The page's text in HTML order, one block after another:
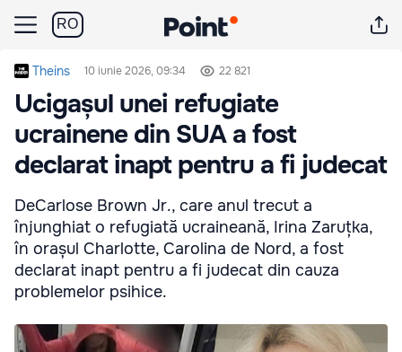
RO
Theins 10 iunie 2026, 09:34 22 821
Ucigașul unei refugiate
ucrainene din SUA a fost
declarat inapt pentru a fi judecat
DeCarlose Brown Jr., care anul trecut a
înjunghiat o refugiată ucraineană, Irina Zaruțka,
în orașul Charlotte, Carolina de Nord, a fost
declarat inapt pentru a fi judecat din cauza
problemelor psihice.